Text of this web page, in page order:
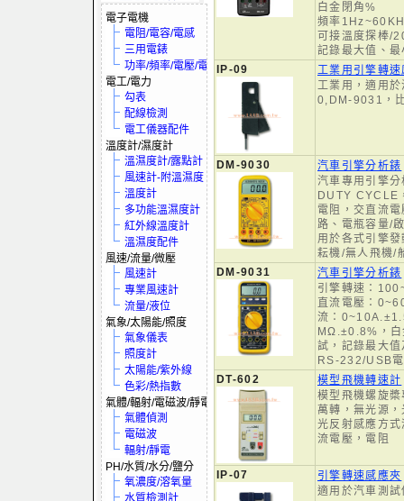
電子電機
電阻/電容/電感
三用電錶
功率/頻率/電壓/電流
電工/電力
勾表
配線檢測
電工儀器配件
溫度計/濕度計
溫濕度計/露點計
風速計-附溫濕度
溫度計
多功能溫濕度計
紅外線溫度計
溫濕度配件
風速/流量/微壓
風速計
專業風速計
流量/液位
氣象/太陽能/照度
氣象儀表
照度計
太陽能/紫外線
色彩/熱指數
氣體/輻射/電磁波/靜電
氣體偵測
電磁波
輻射/靜電
PH/水質/水分/鹽分
氧濃度/溶氧量
水質檢測計
白金閉角%
頻率
可接溫度探棒/
記錄最大值、
IP-09
工業用引擎轉
工業用，適用
0,DM-9031，
DM-9030
汽車引擎分析錶
汽車專用引擎
DUTY CYCLE
電阻，交直流
路、電瓶容量/
用於各式引擎
耘機/無人飛機/
DM-9031
汽車引擎分析錶
引擎轉速：
直流電壓：
流：
MΩ.±0.8%，白
試，記錄最大
RS-232/USB
DT-602
模型飛機轉速計
模型飛機螺旋
萬轉，無光源
光反射感應方
流電壓，電阻
IP-07
引擎轉速感應夾
適用於汽車測